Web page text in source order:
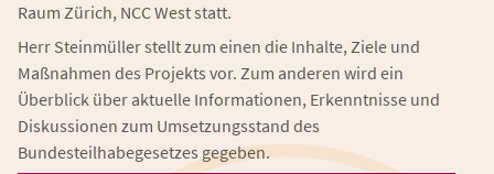
Raum Zürich, NCC West statt.
Herr Steinmüller stellt zum einen die Inhalte, Ziele und
Maßnahmen des Projekts vor. Zum anderen wird ein
Überblick über aktuelle Informationen, Erkenntnisse und
Diskussionen zum Umsetzungsstand des
Bundesteilhabegesetzes gegeben.